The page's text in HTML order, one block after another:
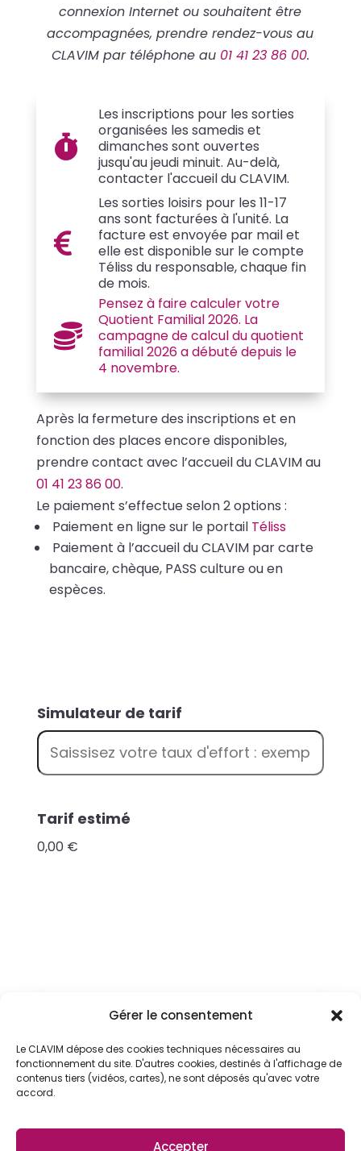
Gérer le consentement
Le CLAVIM dépose des cookies techniques nécessaires au
fonctionnement du site. D'autres cookies, destinés à l'affichage de
contenus tiers (vidéos, cartes), ne sont déposés qu'avec votre
accord.
Accepter
connexion Internet ou souhaitent être
accompagnées, prendre rendez-vous au
CLAVIM par téléphone au 01 41 23 86 00.

Les inscriptions pour les sorties
organisées les samedis et
dimanches sont ouvertes
jusqu'au jeudi minuit. Au-delà,
contacter l'accueil du CLAVIM.

Les sorties loisirs pour les 11-17
ans sont facturées à l'unité. La
facture est envoyée par mail et
elle est disponible sur le compte
Téliss du responsable, chaque fin
de mois.

Pensez à faire calculer votre
Quotient Familial 2026. La
campagne de calcul du quotient
familial 2026 a débuté depuis le
4 novembre.
Après la fermeture des inscriptions et en
fonction des places encore disponibles,
prendre contact avec l’accueil du CLAVIM au
01 41 23 86 00.
Le paiement s’effectue selon 2 options :
Paiement en ligne sur le portail Téliss
Paiement à l’accueil du CLAVIM par carte
bancaire, chèque, PASS culture ou en
espèces.
Simulateur de tarif
e
t
é
t
a
Tarif estimé
0,00 €
Télécharger les condtions
générales des sorties loisirs

Compléter et renvoyer
l'autorisation et décharge de
responsabilité.